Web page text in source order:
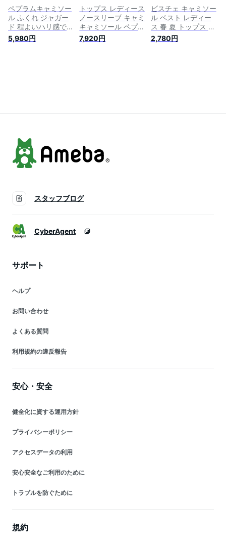
カバー 送料無料
ペプラムキャミソー
ル ふくれ ジャガー
ド 程よいハリ感でき
れいなフレア★体型
カバーも ペプラム
5,980円
トップス レディース
ノースリーブ キャミ
キャミソール ペプラ
ム ふくれジャガード
チュニック バルーン
7,920円
ビスチェ キャミソー
ル ベスト レディー
ス 春 夏 トップス プ
ルオーバー ショート
丈 キャミソールビス
2,780円
スタッフブログ
CyberAgent
サポート
ヘルプ
お問い合わせ
よくある質問
利用規約の違反報告
安心・安全
健全化に資する運用方針
プライバシーポリシー
アクセスデータの利用
安心安全なご利用のために
トラブルを防ぐために
規約